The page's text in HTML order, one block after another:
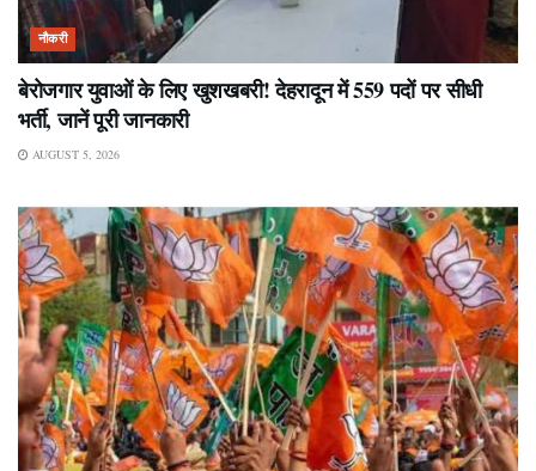
नौकरी
बेरोजगार युवाओं के लिए खुशखबरी! देहरादून में 559 पदों पर सीधी
भर्ती, जानें पूरी जानकारी
AUGUST 5, 2026